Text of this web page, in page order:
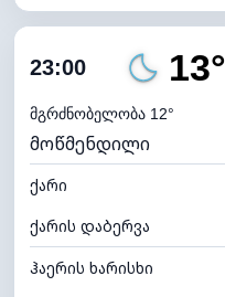
ღრუბლიანობა
ნამის წერტილი
ხილვადობა
განათების ინდექსი
ღრუბლის სიმაღლე
23:00 13°
მგრძნობელობა 12°
მოწმენდილი
ქარი
ქარის დაბერვა
ჰაერის ხარისხი